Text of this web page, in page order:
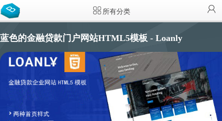
所有分类
蓝色的金融贷款门户网站HTML5模板 - Loanly